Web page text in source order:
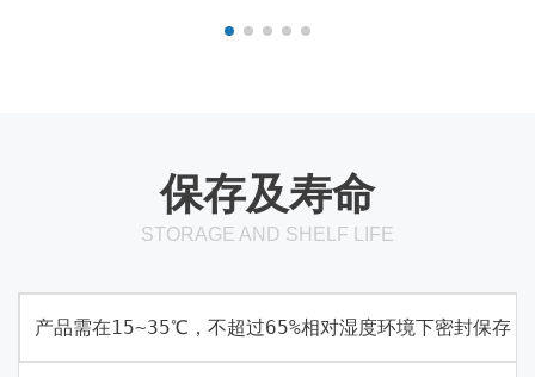
保存及寿命
STORAGE AND SHELF LIFE
产品需在15~35℃，不超过65%相对湿度环境下密封保存